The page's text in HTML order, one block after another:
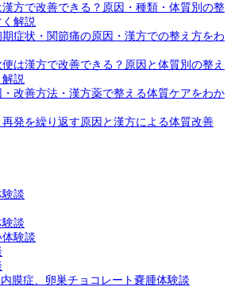
方で改善できる？原因・種類・体質別の整
解説
期症状・関節痛の原因・漢方での整え方をわ
は漢方で改善できる？原因と体質別の整え
説
改善方法・漢方薬で整える体質ケアをわか
発を繰り返す原因と漢方による体質改善
談
談
体験談
膜症、卵巣チョコレート嚢腫体験談